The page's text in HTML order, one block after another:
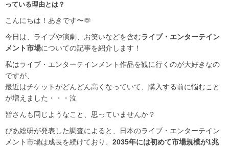
っている理由とは？
こんにちは！あきです〜🫶
今日は、ライブや演劇、お笑いなどを含むライブ・エンターテイン
メント市場についての記事を紹介します！
私はライブ・エンターテインメント作品を観に行くのが大好きなの
ですが、
最近はチケットがどんどん高くなっていて、購入する前に悩むこと
が増えました・・・泣
皆さんも同じようなこと、思っていませんか？
ぴあ総研が発表した調査によると、日本のライブ・エンターテイン
メント市場は成長を続けており、 2035年には初めて市場規模が1兆